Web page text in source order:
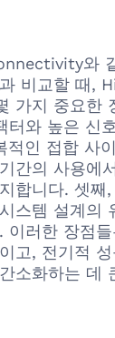
와
비교할 때,
가지 중요한
터와 높은 신
적인 접합 사
간의 사용에
합니다. 셋째
스템 설계의
이러한 장점
고, 전기적
소화하는 데